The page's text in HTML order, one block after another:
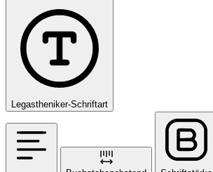
Legastheniker-Schriftart